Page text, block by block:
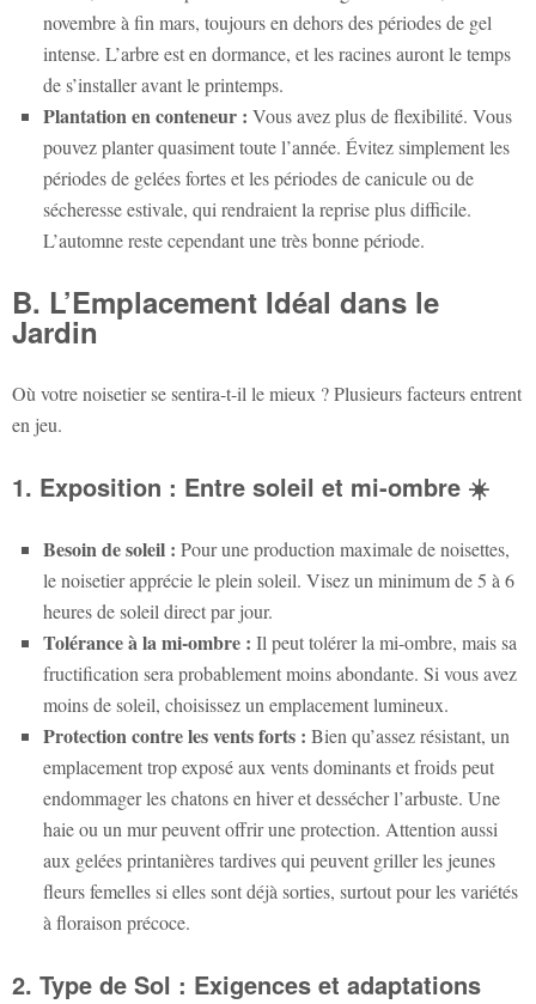
novembre à fin mars, toujours en dehors des périodes de gel
intense. L’arbre est en dormance, et les racines auront le temps
de s’installer avant le printemps.
Plantation en conteneur : Vous avez plus de flexibilité. Vous
pouvez planter quasiment toute l’année. Évitez simplement les
périodes de gelées fortes et les périodes de canicule ou de
sécheresse estivale, qui rendraient la reprise plus difficile.
L’automne reste cependant une très bonne période.
B. L’Emplacement Idéal dans le
Jardin
Où votre noisetier se sentira-t-il le mieux ? Plusieurs facteurs entrent
en jeu.
1. Exposition : Entre soleil et mi-ombre ☀️️
Besoin de soleil : Pour une production maximale de noisettes,
le noisetier apprécie le plein soleil. Visez un minimum de 5 à 6
heures de soleil direct par jour.
Tolérance à la mi-ombre : Il peut tolérer la mi-ombre, mais sa
fructification sera probablement moins abondante. Si vous avez
moins de soleil, choisissez un emplacement lumineux.
Protection contre les vents forts : Bien qu’assez résistant, un
emplacement trop exposé aux vents dominants et froids peut
endommager les chatons en hiver et dessécher l’arbuste. Une
haie ou un mur peuvent offrir une protection. Attention aussi
aux gelées printanières tardives qui peuvent griller les jeunes
fleurs femelles si elles sont déjà sorties, surtout pour les variétés
à floraison précoce.
2. Type de Sol : Exigences et adaptations